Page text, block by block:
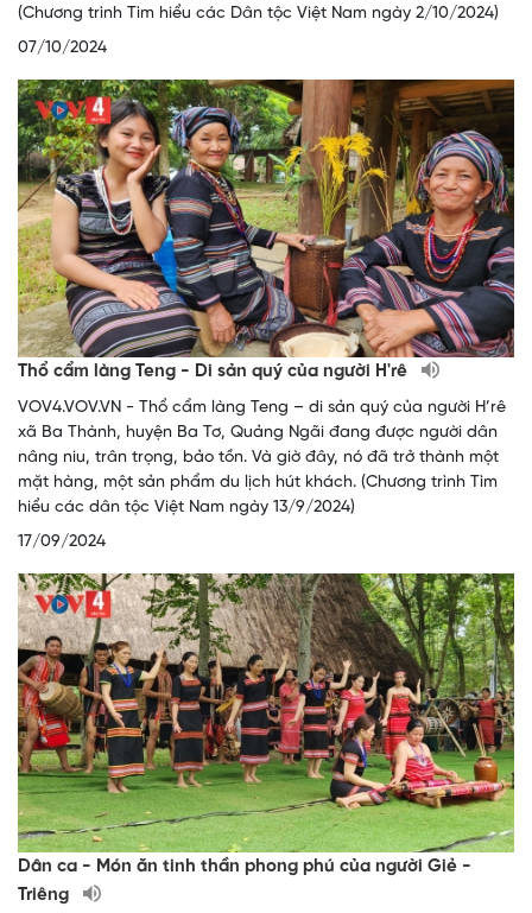
(Chương trình Tìm hiểu các Dân tộc Việt Nam ngày 2/10/2024)
07/10/2024
Thổ cẩm làng Teng - Di sản quý của người H'rê
VOV4.VOV.VN - Thổ cẩm làng Teng – di sản quý của người H’rê
xã Ba Thành, huyện Ba Tơ, Quảng Ngãi đang được người dân
nâng niu, trân trọng, bảo tồn. Và giờ đây, nó đã trở thành một
mặt hàng, một sản phẩm du lịch hút khách. (Chương trình Tìm
hiểu các dân tộc Việt Nam ngày 13/9/2024)
17/09/2024
Dân ca - Món ăn tinh thần phong phú của người Giẻ -
Triêng